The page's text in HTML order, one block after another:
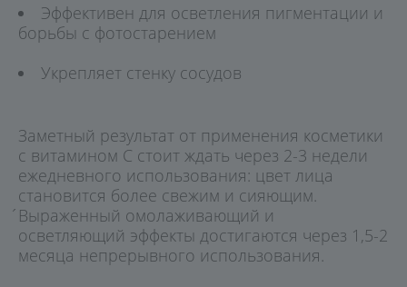
Эффективен для осветления пигментации и
борьбы с фотостарением
Укрепляет стенку сосудов
Заметный результат от применения косметики
с витамином С стоит ждать через 2-3 недели
ежедневного использования: цвет лица
становится более свежим и сияющим.
́Выраженный омолаживающий и
осветляющий эффекты достигаются через 1,5-2
месяца непрерывного использования.